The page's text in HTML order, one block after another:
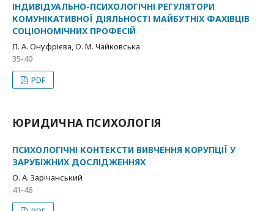
ІНДИВІДУАЛЬНО-ПСИХОЛОГІЧНІ РЕГУЛЯТОРИ
КОМУНІКАТИВНОЇ ДІЯЛЬНОСТІ МАЙБУТНІХ ФАХІВЦІВ
СОЦІОНОМІЧНИХ ПРОФЕСІЙ
Л. А. Онуфрієва, О. М. Чайковська
35-40
PDF
ЮРИДИЧНА ПСИХОЛОГІЯ
ПСИХОЛОГІЧНІ КОНТЕКСТИ ВИВЧЕННЯ КОРУПЦІЇ У
ЗАРУБІЖНИХ ДОСЛІДЖЕННЯХ
О. А. Зарічанський
41-46